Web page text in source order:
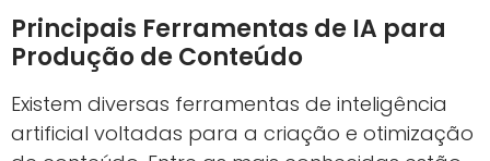
Principais Ferramentas de IA para
Produção de Conteúdo
Existem diversas ferramentas de inteligência
artificial voltadas para a criação e otimização